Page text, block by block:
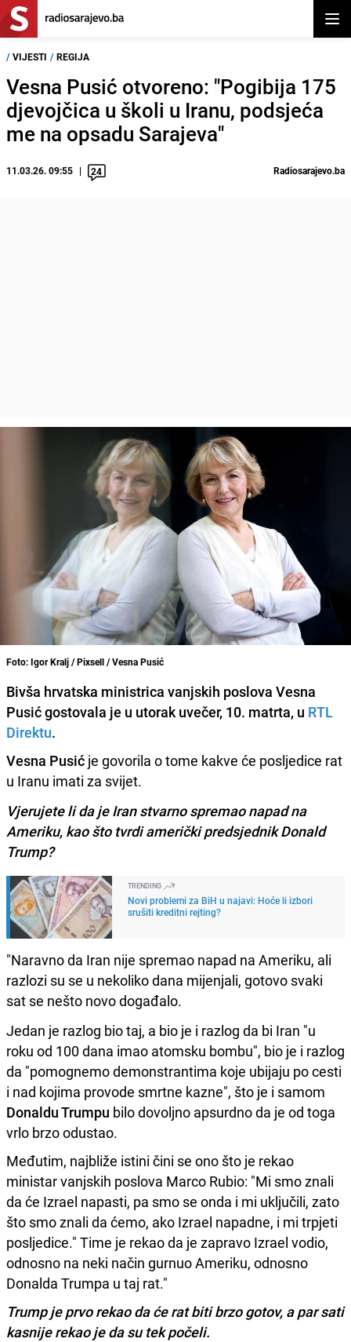
/ VIJESTI / REGIJA
Vesna Pusić otvoreno: "Pogibija 175
djevojčica u školi u Iranu, podsjeća
me na opsadu Sarajeva"
11.03.26. 09:55 24 Radiosarajevo.ba
Foto: Igor Kralj / Pixsell / Vesna Pusić
Bivša hrvatska ministrica vanjskih poslova Vesna
Pusić gostovala je u utorak uvečer, 10. matrta, u RTL
Direktu.
Vesna Pusić je govorila o tome kakve će posljedice rat
u Iranu imati za svijet.
Vjerujete li da je Iran stvarno spremao napad na
Ameriku, kao što tvrdi američki predsjednik Donald
Trump?
TRENDING
Novi problemi za BiH u najavi: Hoće li izbori
srušiti kreditni rejting?
"Naravno da Iran nije spremao napad na Ameriku, ali
razlozi su se u nekoliko dana mijenjali, gotovo svaki
sat se nešto novo događalo.
Jedan je razlog bio taj, a bio je i razlog da bi Iran "u
roku od 100 dana imao atomsku bombu", bio je i razlog
da "pomognemo demonstrantima koje ubijaju po cesti
i nad kojima provode smrtne kazne", što je i samom
Donaldu Trumpu bilo dovoljno apsurdno da je od toga
vrlo brzo odustao.
Međutim, najbliže istini čini se ono što je rekao
ministar vanjskih poslova Marco Rubio: "Mi smo znali
da će Izrael napasti, pa smo se onda i mi uključili, zato
što smo znali da ćemo, ako Izrael napadne, i mi trpjeti
posljedice." Time je rekao da je zapravo Izrael vodio,
odnosno na neki način gurnuo Ameriku, odnosno
Donalda Trumpa u taj rat."
Trump je prvo rekao da će rat biti brzo gotov, a par sati
kasnije rekao je da su tek počeli.